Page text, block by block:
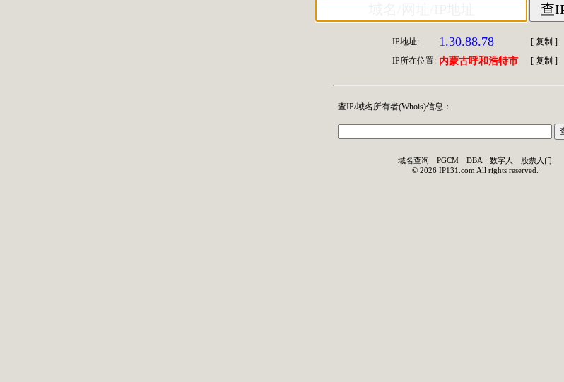
IP地址: 1.30.88.78 [ 复制 ]
IP所在位置: 内蒙古呼和浩特市 [ 复制 ]
查IP/域名所有者(Whois)信息：
域名查询 PGCM DBA 数字人
股票入门
© 2026 IP131.com All rights reserved.